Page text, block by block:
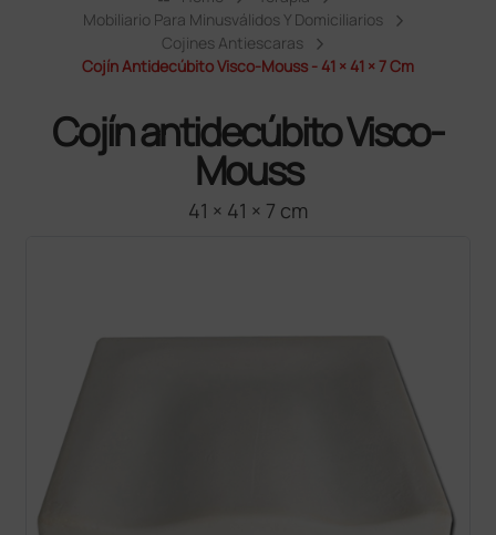
Mobiliario Para Minusválidos Y Domiciliarios
Cojines Antiescaras
Cojín Antidecúbito Visco-Mouss - 41 × 41 × 7 Cm
Cojín antidecúbito Visco-
Mouss
41 × 41 × 7 cm